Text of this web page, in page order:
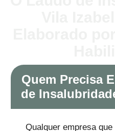
Quem Precisa
de
Qualquer empresa